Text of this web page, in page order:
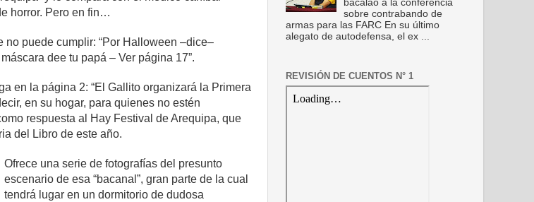
horror. Pero en fin…
no puede cumplir: “Por Halloween –dice–
dee tu papá – Ver página 17”.
en la página 2: “El Gallito organizará la Primera
en su hogar, para quienes no estén
respuesta al Hay Festival de Arequipa, que
del Libro de este año.
Ofrece una serie de fotografías del presunto
escenario de esa “bacanal”, gran parte de la cual
tendrá lugar en un dormitorio de dudosa
bacalao a la conferencia
sobre contrabando de
armas para las FARC En su último
alegato de autodefensa, el ex ...
REVISIÓN DE CUENTOS N° 1